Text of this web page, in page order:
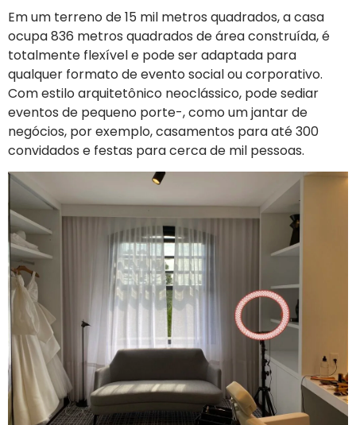
Em um terreno de 15 mil metros quadrados, a casa
ocupa 836 metros quadrados de área construída, é
totalmente flexível e pode ser adaptada para
qualquer formato de evento social ou corporativo.
Com estilo arquitetônico neoclássico, pode sediar
eventos de pequeno porte-, como um jantar de
negócios, por exemplo, casamentos para até 300
convidados e festas para cerca de mil pessoas.